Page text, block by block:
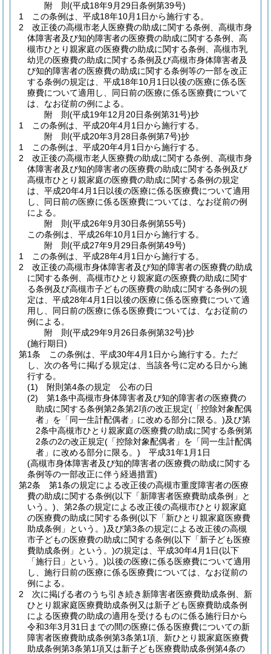
附 則(平成18年9月29日条例第39号)
1
この条例は、平成18年10月1日から施行する。
2
改正後の高槻市老人医療費の助成に関する条例、高槻市身
体障害者及び知的障害者の医療費の助成に関する条例、高
槻市ひとり親家庭の医療費の助成に関する条例、高槻市乳
幼児の医療費の助成に関する条例及び高槻市身体障害者及
び知的障害者の医療費の助成に関する条例等の一部を改正
する条例の規定は、平成18年10月1日以後の医療に係る医
療費について適用し、同日前の医療に係る医療費について
は、なお従前の例による。
附 則(平成19年12月20日条例第31号)抄
1
この条例は、平成20年4月1日から施行する。
附 則(平成20年3月28日条例第7号)抄
1
この条例は、平成20年4月1日から施行する。
2
改正後の高槻市老人医療費の助成に関する条例、高槻市身
体障害者及び知的障害者の医療費の助成に関する条例及び
高槻市ひとり親家庭の医療費の助成に関する条例の規定
は、平成20年4月1日以後の医療に係る医療費について適用
し、同日前の医療に係る医療費については、なお従前の例
による。
附 則(平成26年9月30日条例第55号)
この条例は、平成26年10月1日から施行する。
附 則(平成27年9月29日条例第49号)
1
この条例は、平成28年4月1日から施行する。
2
改正後の高槻市身体障害者及び知的障害者の医療費の助成
に関する条例、高槻市ひとり親家庭の医療費の助成に関す
る条例及び高槻市子どもの医療費の助成に関する条例の規
定は、平成28年4月1日以後の医療に係る医療費について適
用し、同日前の医療に係る医療費については、なお従前の
例による。
附 則(平成29年9月26日条例第32号)抄
(施行期日)
第1条
この条例は、平成30年4月1日から施行する。 ただ
し、次の各号に掲げる規定は、当該各号に定める日から施
行する。
(1)
附則第4条の規定 公布の日
(2)
第1条中高槻市身体障害者及び知的障害者の医療費の
助成に関する条例第2条第2項の改正規定(「控除対象配偶
者」を「同一生計配偶者」に改める部分に限る。)及び第
2条中高槻市ひとり親家庭の医療費の助成に関する条例第
2条の2の改正規定(「控除対象配偶者」を「同一生計配偶
者」に改める部分に限る。) 平成31年1月1日
(高槻市身体障害者及び知的障害者の医療費の助成に関する
条例等の一部改正に伴う経過措置)
第2条
第1条の規定による改正後の高槻市重度障害者の医療
費の助成に関する条例(以下「新障害者医療費助成条例」と
いう。) 、第2条の規定による改正後の高槻市ひとり親家庭
の医療費の助成に関する条例(以下「新ひとり親家庭医療費
助成条例」という。)及び第3条の規定による改正後の高槻
市子どもの医療費の助成に関する条例(以下「新子ども医療
費助成条例」という。)の規定は、平成30年4月1日(以下
「施行日」という。)以後の医療に係る医療費について適用
し、施行日前の医療に係る医療費については、なお従前の
例による。
2
次に掲げる者のうち引き続き新障害者医療費助成条例、新
ひとり親家庭医療費助成条例又は新子ども医療費助成条例
による医療費の助成の適用を受けるものに係る施行日から
令和3年3月31日までの間の医療に係る医療費についての新
障害者医療費助成条例第3条第1項、新ひとり親家庭医療費
助成条例第3条第1項又は新子ども医療費助成条例第4条の